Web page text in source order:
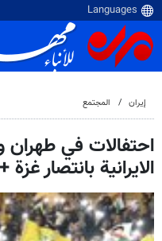
إيران المجتمع
احتفالات في طهران
الايرانية بانتصار غزة